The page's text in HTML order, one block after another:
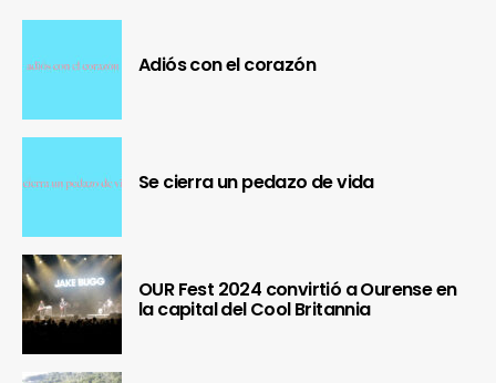
Adiós con el corazón
Se cierra un pedazo de vida
OUR Fest 2024 convirtió a Ourense en
la capital del Cool Britannia